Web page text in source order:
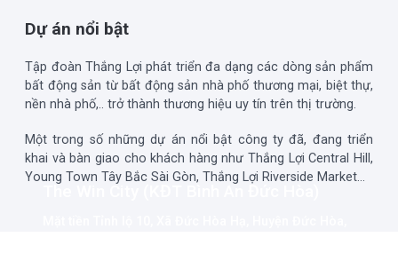
Dự án nổi bật
Tập đoàn Thắng Lợi phát triển đa dạng các dòng sản phẩm
bất động sản từ bất động sản nhà phố thương mại, biệt thự,
nền nhà phố,.. trở thành thương hiệu uy tín trên thị trường.
Một trong số những dự án nổi bật công ty đã, đang triển
khai và bàn giao cho khách hàng như Thắng Lợi Central Hill,
Young Town Tây Bắc Sài Gòn, Thắng Lợi Riverside Market…